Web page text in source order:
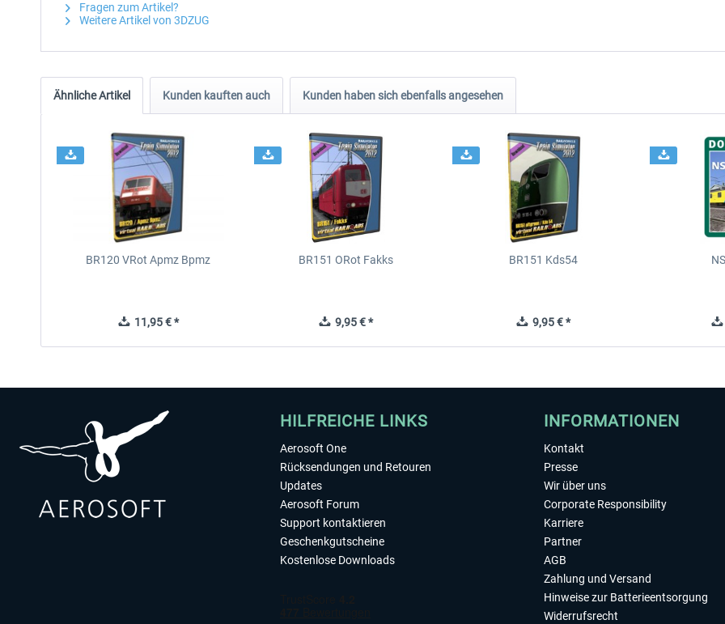
Fragen zum Artikel?
Weitere Artikel von 3DZUG
Ähnliche Artikel Kunden kauften auch Kunden haben sich ebenfalls angesehen
BR120 VRot Apmz Bpmz
11,95 € *
BR151 ORot Fakks
9,95 € *
BR151 Kds54
9,95 € *
HILFREICHE LINKS
Aerosoft One
Rücksendungen und Retouren
Updates
Aerosoft Forum
Support kontaktieren
Geschenkgutscheine
Kostenlose Downloads
INFORMATIONEN
Kontakt
Presse
Wir über uns
Corporate Responsibility
Karriere
Partner
AGB
Zahlung und Versand
Hinweise zur Batterieentsorgung
Widerrufsrecht